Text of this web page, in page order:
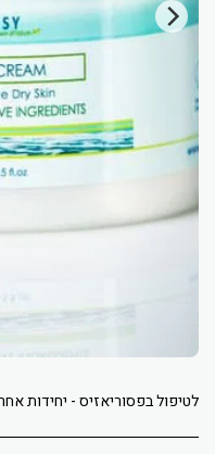
לטיפול בפסוריאזיס - יחידות